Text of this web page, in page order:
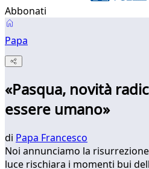
Abbonati
Papa
«Pasqua, novità
essere umano»
di Papa Francesco
​Noi annunciamo la
luce rischiara i momenti bui